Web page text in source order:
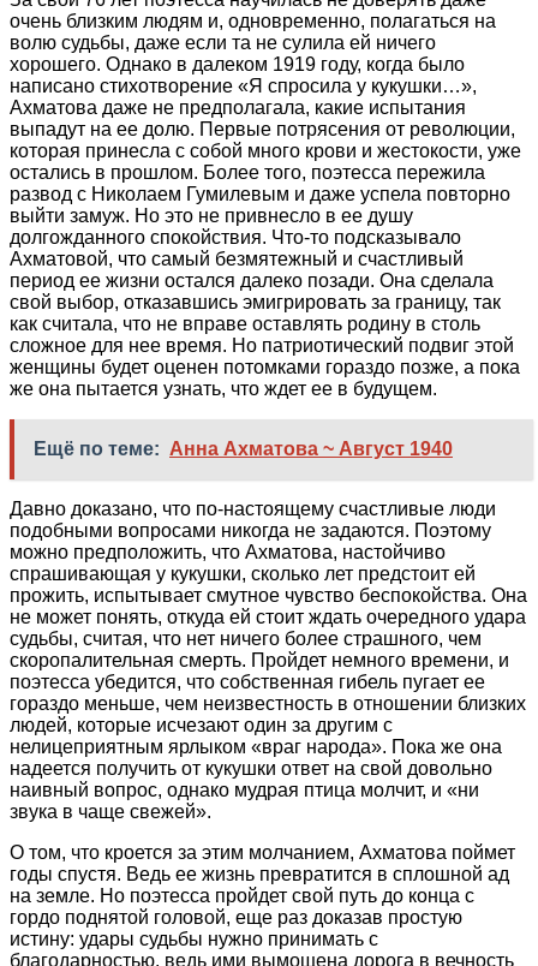
очень близким людям и, одновременно, полагаться на
волю судьбы, даже если та не сулила ей ничего
хорошего. Однако в далеком 1919 году, когда было
написано стихотворение «Я спросила у кукушки…»,
Ахматова даже не предполагала, какие испытания
выпадут на ее долю. Первые потрясения от революции,
которая принесла с собой много крови и жестокости, уже
остались в прошлом. Более того, поэтесса пережила
развод с Николаем Гумилевым и даже успела повторно
выйти замуж. Но это не привнесло в ее душу
долгожданного спокойствия. Что-то подсказывало
Ахматовой, что самый безмятежный и счастливый
период ее жизни остался далеко позади. Она сделала
свой выбор, отказавшись эмигрировать за границу, так
как считала, что не вправе оставлять родину в столь
сложное для нее время. Но патриотический подвиг этой
женщины будет оценен потомками гораздо позже, а пока
же она пытается узнать, что ждет ее в будущем.
Ещё по теме: Анна Ахматова ~ Август 1940
Давно доказано, что по-настоящему счастливые люди
подобными вопросами никогда не задаются. Поэтому
можно предположить, что Ахматова, настойчиво
спрашивающая у кукушки, сколько лет предстоит ей
прожить, испытывает смутное чувство беспокойства. Она
не может понять, откуда ей стоит ждать очередного удара
судьбы, считая, что нет ничего более страшного, чем
скоропалительная смерть. Пройдет немного времени, и
поэтесса убедится, что собственная гибель пугает ее
гораздо меньше, чем неизвестность в отношении близких
людей, которые исчезают один за другим с
нелицеприятным ярлыком «враг народа». Пока же она
надеется получить от кукушки ответ на свой довольно
наивный вопрос, однако мудрая птица молчит, и «ни
звука в чаще свежей».
О том, что кроется за этим молчанием, Ахматова поймет
годы спустя. Ведь ее жизнь превратится в сплошной ад
на земле. Но поэтесса пройдет свой путь до конца с
гордо поднятой головой, еще раз доказав простую
истину: удары судьбы нужно принимать с
благодарностью, ведь ими вымощена дорога в вечность